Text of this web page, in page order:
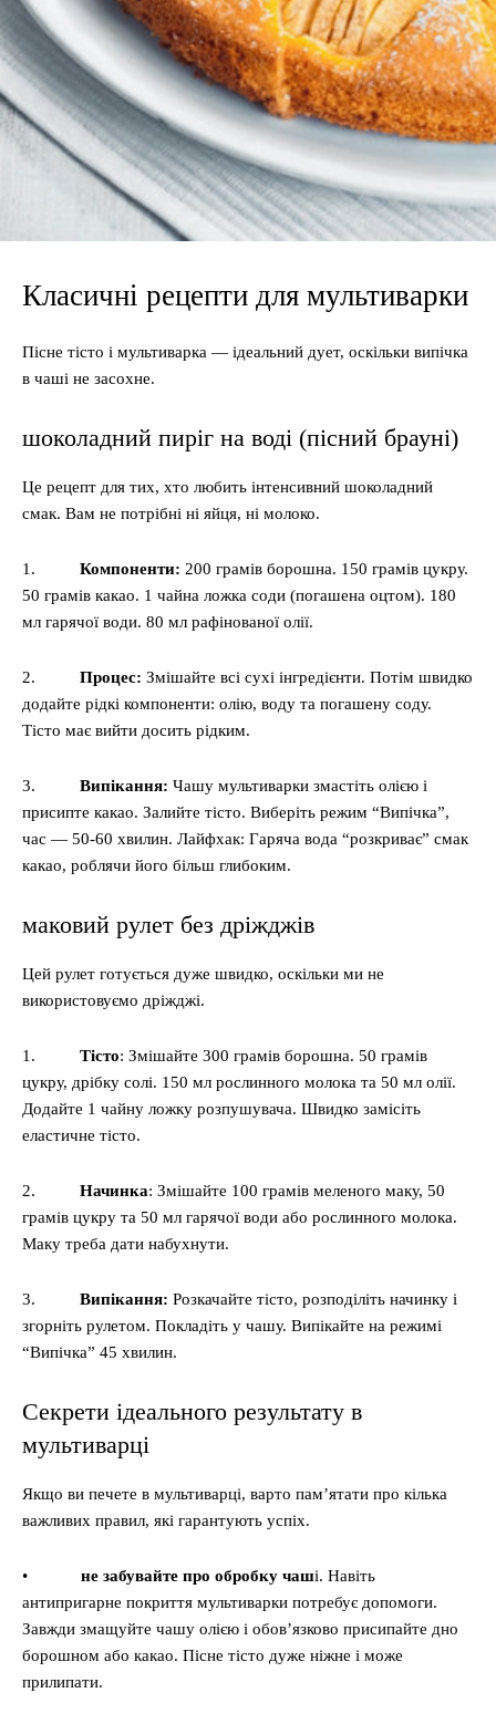
Класичні рецепти для мультиварки
Пісне тісто і мультиварка — ідеальний дует, оскільки випічка
в чаші не засохне.
шоколадний пиріг на воді (пісний брауні)
Це рецепт для тих, хто любить інтенсивний шоколадний
смак. Вам не потрібні ні яйця, ні молоко.
1. Компоненти: 200 грамів борошна. 150 грамів цукру.
50 грамів какао. 1 чайна ложка соди (погашена оцтом). 180
мл гарячої води. 80 мл рафінованої олії.
2. Процес: Змішайте всі сухі інгредієнти. Потім швидко
додайте рідкі компоненти: олію, воду та погашену соду.
Тісто має вийти досить рідким.
3. Випікання: Чашу мультиварки змастіть олією і
присипте какао. Залийте тісто. Виберіть режим “Випічка”,
час — 50-60 хвилин. Лайфхак: Гаряча вода “розкриває” смак
какао, роблячи його більш глибоким.
маковий рулет без дріжджів
Цей рулет готується дуже швидко, оскільки ми не
використовуємо дріжджі.
1. Тісто: Змішайте 300 грамів борошна. 50 грамів
цукру, дрібку солі. 150 мл рослинного молока та 50 мл олії.
Додайте 1 чайну ложку розпушувача. Швидко замісіть
еластичне тісто.
2. Начинка: Змішайте 100 грамів меленого маку, 50
грамів цукру та 50 мл гарячої води або рослинного молока.
Маку треба дати набухнути.
3. Випікання: Розкачайте тісто, розподіліть начинку і
згорніть рулетом. Покладіть у чашу. Випікайте на режимі
“Випічка” 45 хвилин.
Секрети ідеального результату в
мультиварці
Якщо ви печете в мультиварці, варто пам’ятати про кілька
важливих правил, які гарантують успіх.
• не забувайте про обробку чаші. Навіть
антипригарне покриття мультиварки потребує допомоги.
Завжди змащуйте чашу олією і обов’язково присипайте дно
борошном або какао. Пісне тісто дуже ніжне і може
прилипати.